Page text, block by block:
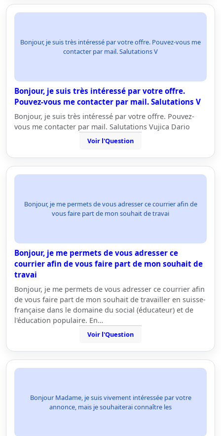
Bonjour, je suis très intéressé par votre offre. Pouvez-vous me
contacter par mail. Salutations V
Bonjour, je suis très intéressé par votre offre.
Pouvez-vous me contacter par mail. Salutations V
Bonjour, je suis très intéressé par votre offre. Pouvez-
vous me contacter par mail. Salutations Vujica Dario
Voir l'Question
Bonjour, je me permets de vous adresser ce courrier afin de
vous faire part de mon souhait de travai
Bonjour, je me permets de vous adresser ce
courrier afin de vous faire part de mon souhait de
travai
Bonjour, je me permets de vous adresser ce courrier afin
de vous faire part de mon souhait de travailler en suisse-
française dans le domaine du social (éducateur) et de
l'éducation populaire. En…
Voir l'Question
Bonjour Madame, je suis vivement intéressée par votre
annonce, mais je souhaiterai connaître les